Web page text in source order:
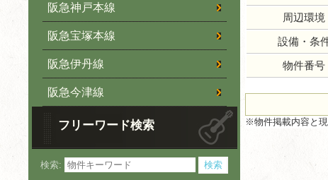
阪急神戸本線
阪急宝塚本線
阪急伊丹線
阪急今津線
フリーワード検索
検索:
周辺環境
設備・条
物件番号
※物件掲載内容と現